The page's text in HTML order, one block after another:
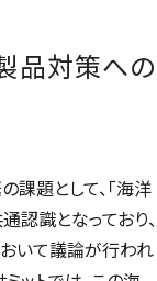
品対策への
題として、「海洋
認識となっており、
いて議論が行われ